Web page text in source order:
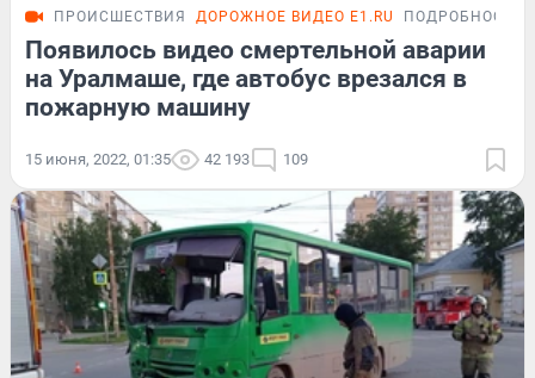
ПРОИСШЕСТВИЯ ДОРОЖНОЕ ВИДЕО E1.RU ПОДРОБНОСТИ
Появилось видео смертельной аварии
на Уралмаше, где автобус врезался в
пожарную машину
15 июня, 2022, 01:35 42 193 109